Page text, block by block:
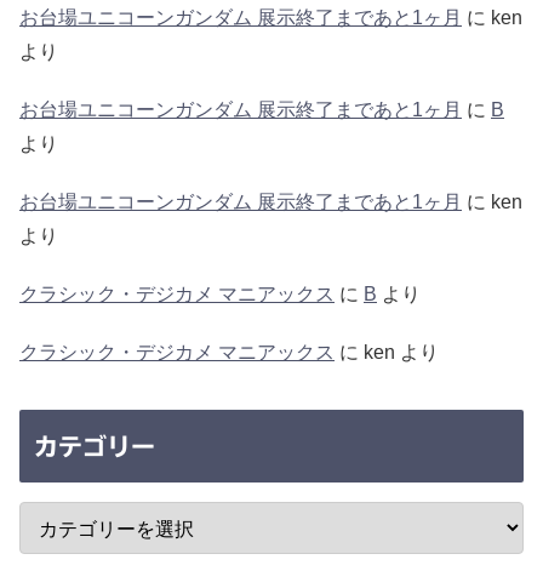
お台場ユニコーンガンダム 展示終了まであと1ヶ月 に ken
より
お台場ユニコーンガンダム 展示終了まであと1ヶ月 に B
より
お台場ユニコーンガンダム 展示終了まであと1ヶ月 に ken
より
クラシック・デジカメ マニアックス に B より
クラシック・デジカメ マニアックス に ken より
カテゴリー